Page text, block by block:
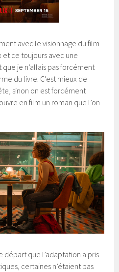
avec le visionnage du film
et ce toujours avec une
je n’allais pas forcément
du livre. C’est mieux de
sinon on est forcément
en film un roman que l’on
départ que l’adaptation a pris
certaines n’étaient pas